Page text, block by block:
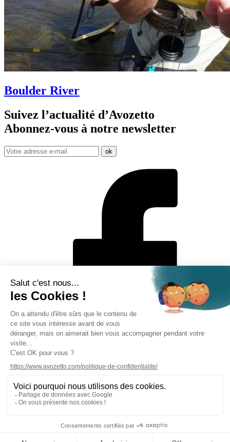
Boulder River
Suivez l’actualité d’Avozetto
Abonnez-vous à notre newsletter
Mentions légales
Politique de protection des données personnelles
CGV